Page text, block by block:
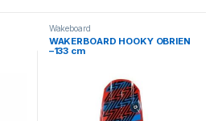
Wakeboard
WAKERBOARD HOOKY OBRIEN
–133 cm